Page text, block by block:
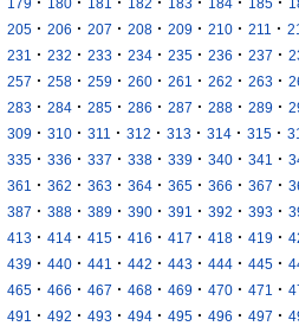
179
180 181 182 183 184 185
205 · 206 · 207 · 208 · 209 · 210 · 211 ·
231
· 232 · 233 · 234 · 235 · 236 · 237 ·
257 · 258 · 259 · 260 · 261 · 262 · 263 ·
283 · 284 · 285 · 286 · 287 · 288 · 289 ·
309 · 310 · 311 · 312 · 313 · 314 · 315 ·
335 · 336 · 337 · 338 · 339 · 340 · 341 ·
361
· 362 · 363 · 364 · 365 · 366 · 367 ·
387 · 388 · 389 · 390 · 391 · 392 · 393 ·
413 · 414 · 415 · 416 · 417 · 418 · 419 ·
439 · 440 · 441 · 442 · 443 · 444 · 445 ·
465 · 466 · 467 · 468 · 469 · 470 · 471 ·
491
· 492 · 493 · 494 · 495 · 496 · 497 ·